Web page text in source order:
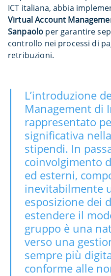
ICT italiana, abbia
Virtual Account
Sanpaolo per garantire
controllo nei processi di
retribuzioni.
L’introduzione
Management di
rappresentato
significativa
stipendi. In
coinvolgimento
ed esterni,
inevitabilmente
esposizione dei
estendere il
gruppo è una
verso una
sempre più
conforme alle